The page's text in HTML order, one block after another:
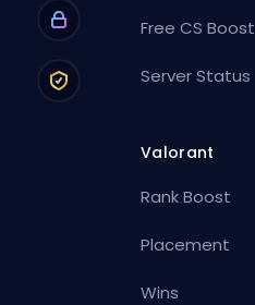
Free CS Boost
Server Status
Valorant
Rank Boost
Placement
Wins